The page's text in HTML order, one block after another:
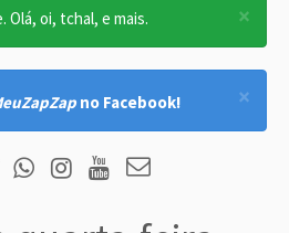
×
Olá, oi, tchal, e mais.
×
no Facebook!